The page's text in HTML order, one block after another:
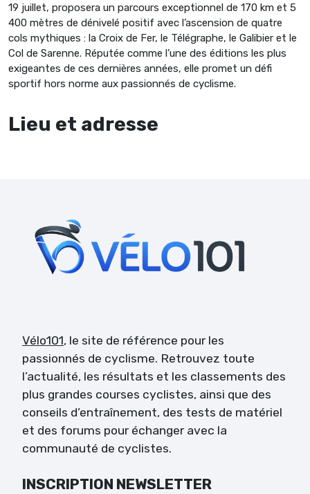
19 juillet, proposera un parcours exceptionnel de 170 km et 5
400 mètres de dénivelé positif avec l’ascension de quatre
cols mythiques : la Croix de Fer, le Télégraphe, le Galibier et le
Col de Sarenne. Réputée comme l’une des éditions les plus
exigeantes de ces dernières années, elle promet un défi
sportif hors norme aux passionnés de cyclisme.
Lieu et adresse
Vélo101, le site de référence pour les
passionnés de cyclisme. Retrouvez toute
l’actualité, les résultats et les classements des
plus grandes courses cyclistes, ainsi que des
conseils d’entraînement, des tests de matériel
et des forums pour échanger avec la
communauté de cyclistes.
INSCRIPTION NEWSLETTER